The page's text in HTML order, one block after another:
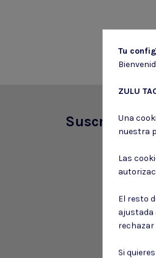
Suscríbete
Tu
ZULU
Una
nuestra
Las
El resto
ajustada
rechazar
Si